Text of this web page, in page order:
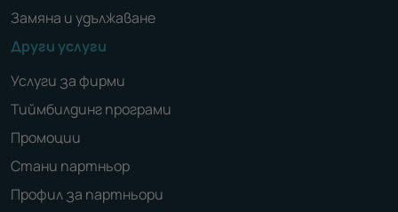
Замяна и удължаване
Други услуги
Услуги за фирми
Тиймбилдинг програми
Промоции
Стани партньор
Профил за партньори